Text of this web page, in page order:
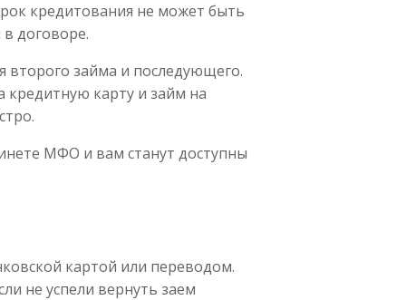
кредитования не может быть
договоре.
займа и последующего.
кредитную карту и займ на
МФО и вам станут доступны
картой или переводом.
не успели вернуть заем